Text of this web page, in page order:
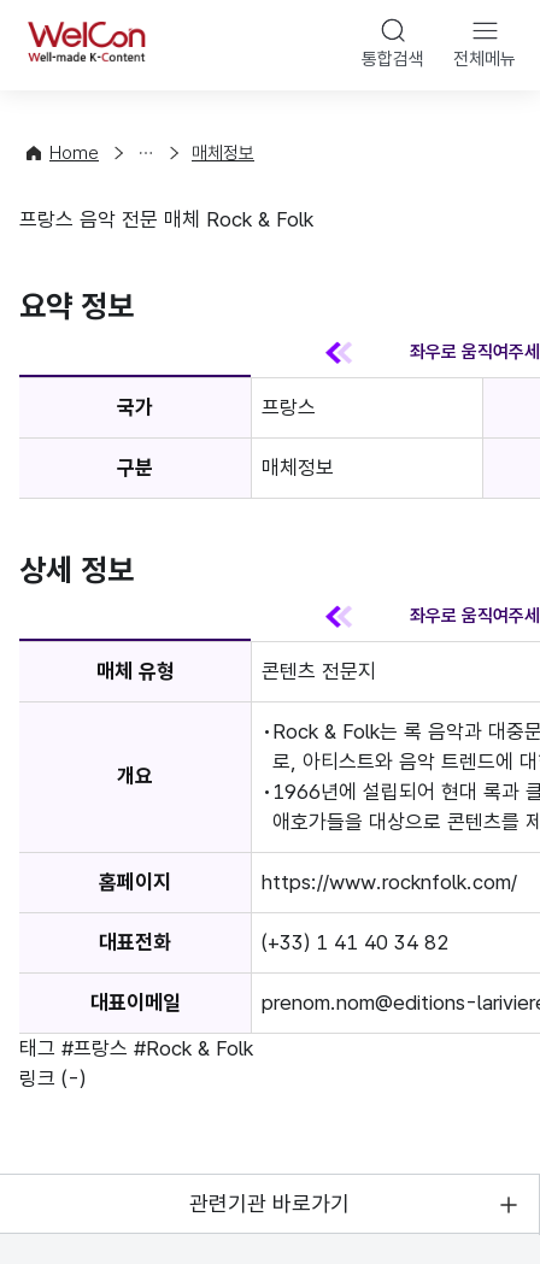
WelCon 통합검색 전체메뉴
Home
컨
팅
해
기
정
매체정보
매체정보
프랑스 음악 전문 매체 Rock & Folk
요약 정보
국가 프랑스
구분 매체정보
상세 정보
매체 유형 콘텐츠 전문지
개요
Rock & Folk는 록 음악과 대중
로, 아티스트와 음악 트렌드에
1966년에 설립되어 현대 록과
애호가들을 대상으로 콘텐츠를
홈페이지 https://www.rocknfolk.com/
대표전화 (+33) 1 41 40 34 82
대표이메일
prenom.nom@editions-
태그 #프랑스 #Rock & Folk
링크 (-)
관련기관 바로가기